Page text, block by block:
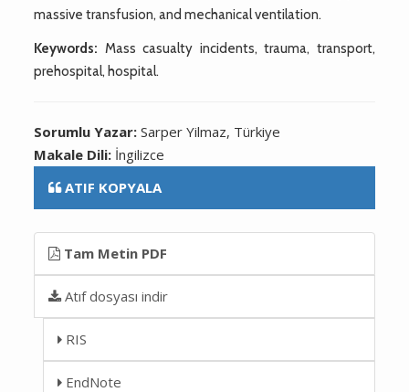
massive transfusion, and mechanical ventilation.
Keywords: Mass casualty incidents, trauma, transport,
prehospital, hospital.
Sorumlu Yazar:Sarper Yilmaz, Türkiye
Makale Dili: İngilizce
ATIF KOPYALA
Tam Metin PDF
Atıf dosyası indir
RIS
EndNote